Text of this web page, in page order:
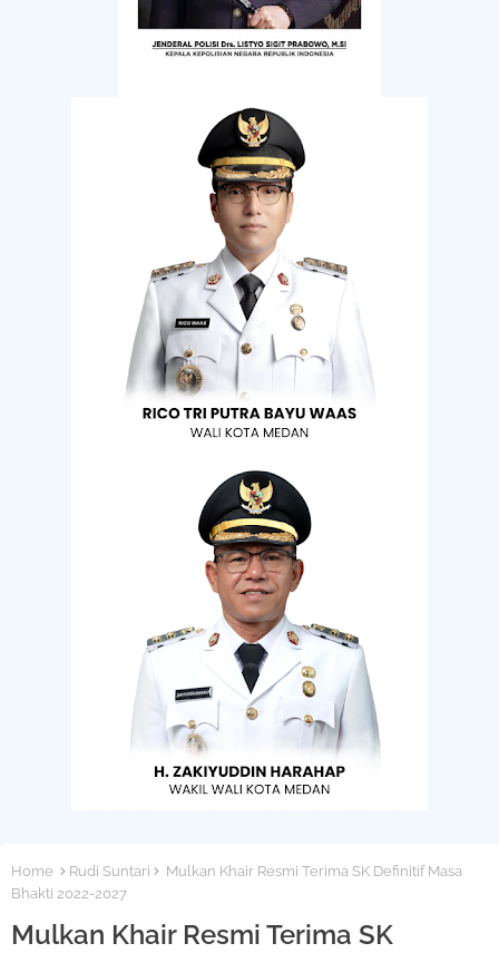
Home Rudi Suntari
Mulkan Khair Resmi Terima SK Definitif Masa
Bhakti 2022-2027
Mulkan Khair Resmi Terima SK